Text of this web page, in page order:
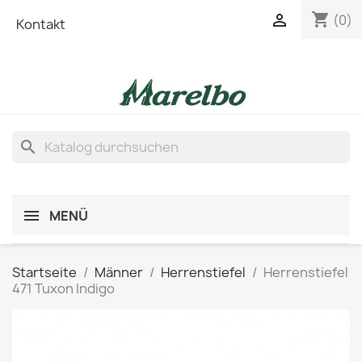
Kontakt shopping_cart (0)

search
MENÜ
Startseite Männer Herrenstiefel
Herrenstiefel
471 Tuxon Indigo